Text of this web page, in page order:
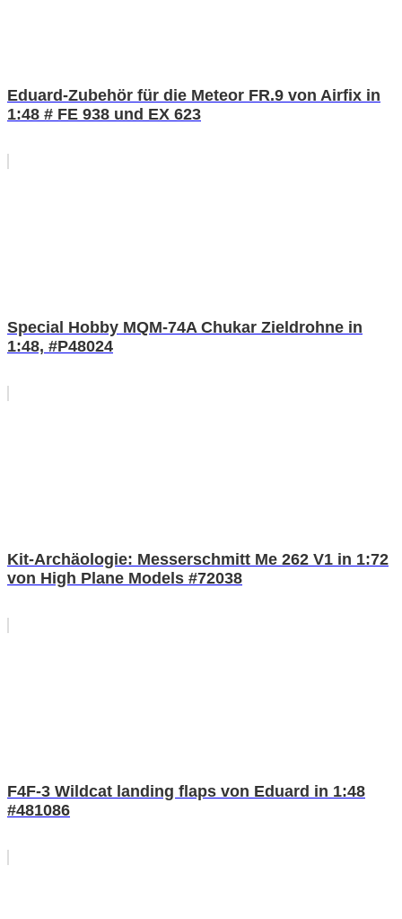
Eduard-Zubehör für die Meteor FR.9 von Airfix in
1:48 # FE 938 und EX 623
Special Hobby MQM-74A Chukar Zieldrohne in
1:48, #P48024
Kit-Archäologie: Messerschmitt Me 262 V1 in 1:72
von High Plane Models #72038
F4F-3 Wildcat landing flaps von Eduard in 1:48
#481086